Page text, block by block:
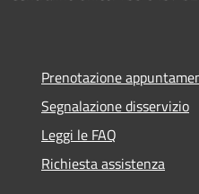
Prenotazione
Segnalazione disservizio
Leggi le FAQ
Richiesta assistenza